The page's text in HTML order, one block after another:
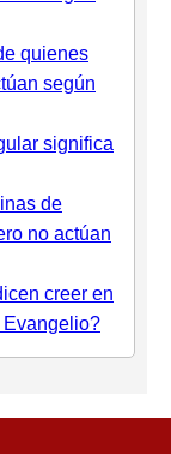
quienes
según
significa
de
no actúan
creer en
Evangelio?